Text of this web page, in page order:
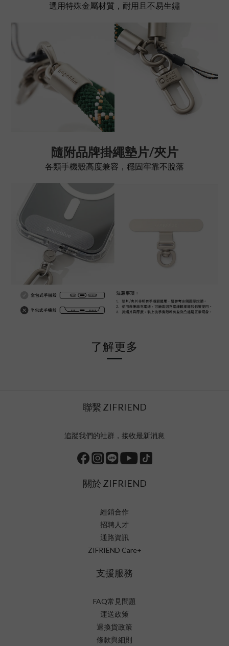
選用特殊金屬材質，耐用且不易生鏽
隨附品牌掛繩墊片/夾片
各類手機殼高度兼容，穩固牢靠不脫落
了解更多
聯繫 ZIFRIEND
追蹤我們的社群，接收最新消息
關於 ZIFRIEND
經銷合作
招聘人才
通路資訊
ZIFRIEND Care+
支援服務
FAQ常見問題
運送政策
退換貨政策
條款與細則